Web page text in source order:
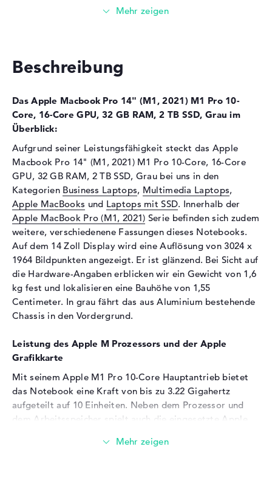
PCIe
Display
Display-Typ
14" TFT
Max. Auflösung
3024 x 1964
Besonderheiten
Hintergrundbeleuchtung,
Retina, Mini LED, True Tone
Kartenleser
Unterstützte Flash-
Speicherkarten
SD Memory Card, SDHC,
SDXC
Audio
Soundkarte
vorhanden
Mikrofon
vorhanden
Webcam
Sensorauflösung
2 MP
Eingabegeräte
Multi-Touch-Trackpad,
Tastatur
Beleuchtet (hintergrund)
Netzwerk
802.11b, 802.11g, 802.11n
Beschreibung
Das Apple Macbook Pro 14" (M1, 2021) M1 Pro 10-
Core, 16-Core GPU, 32 GB RAM, 2 TB SSD, Grau im
Überblick:
Aufgrund seiner Leistungsfähigkeit steckt das Apple
Macbook Pro 14" (M1, 2021) M1 Pro 10-Core, 16-Core
GPU, 32 GB RAM, 2 TB SSD, Grau bei uns in den
Kategorien Business Laptops, Multimedia Laptops,
Apple MacBooks und Laptops mit SSD. Innerhalb der
Apple MacBook Pro (M1, 2021) Serie befinden sich zudem
weitere, verschiedenene Fassungen dieses Notebooks.
Auf dem 14 Zoll Display wird eine Auflösung von 3024 x
1964 Bildpunkten angezeigt. Er ist glänzend. Bei Sicht auf
die Hardware-Angaben erblicken wir ein Gewicht von 1,6
kg fest und lokalisieren eine Bauhöhe von 1,55
Centimeter. In grau fährt das aus Aluminium bestehende
Chassis in den Vordergrund.
Leistung des Apple M Prozessors und der Apple
Grafikkarte
Mit seinem Apple M1 Pro 10-Core Hauptantrieb bietet
das Notebook eine Kraft von bis zu 3.22 Gigahertz
aufgeteilt auf 10 Einheiten. Neben dem Prozessor und
dem Arbeitsspeicher spielt auch die eingesetzte
Apple
dimensioniertem VRAM eine essentielle Rolle.